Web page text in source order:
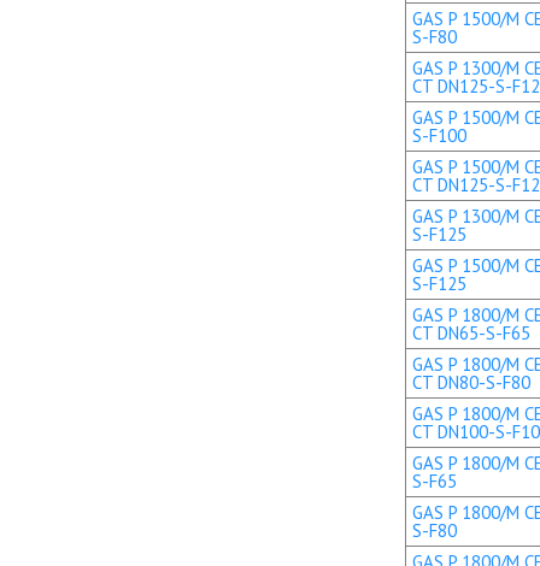
GAS P 1500/M
S-F80
GAS P 1300/M
CT DN125-S-
GAS P 1500/M
S-F100
GAS P 1500/M
CT DN125-S-
GAS P 1300/M
S-F125
GAS P 1500/M
S-F125
GAS P 1800/M
CT DN65-S-F65
GAS P 1800/M
CT DN80-S-F80
GAS P 1800/M
CT DN100-S-
GAS P 1800/M
S-F65
GAS P 1800/M
S-F80